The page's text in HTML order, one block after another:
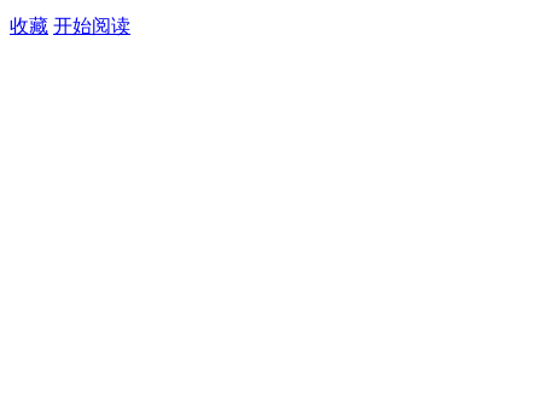
收藏 开始阅读